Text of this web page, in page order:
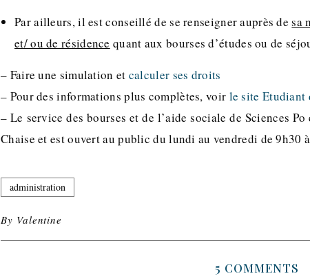
Par ailleurs, il est conseillé de se renseigner auprès desa
et/ ou de résidence quant aux bourses d’études ou de
– Faire une simulation et calculer ses droits
– Pour des informations plus complètes, voir le site Etudiant
– Le service des bourses et de l’aide sociale de Sciences
Chaise et est ouvert au public du lundi au vendredi de 9h30
administration
By Valentine
5 COMMENTS